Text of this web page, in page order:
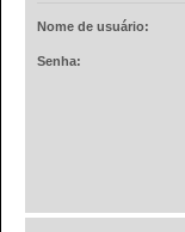
Nome de usuário:
Senha: